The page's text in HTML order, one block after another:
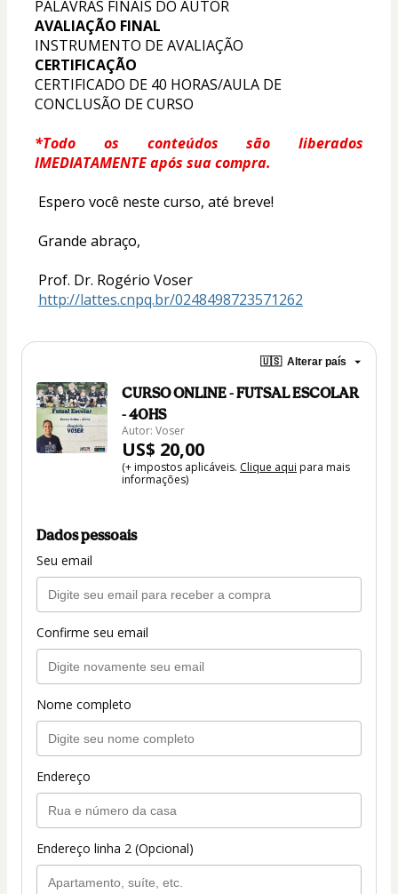
PALAVRAS FINAIS DO AUTOR
AVALIAÇÃO FINAL
INSTRUMENTO DE AVALIAÇÃO
CERTIFICAÇÃO
CERTIFICADO DE 40 HORAS/AULA DE
CONCLUSÃO DE CURSO
*Todo os conteúdos são liberados
IMEDIATAMENTE após sua compra.
Espero você neste curso, até breve!
Grande abraço,
Prof. Dr. Rogério Voser
http://lattes.cnpq.br/0248498723571262
🇺🇸 Alterar país
CURSO ONLINE - FUTSAL ESCOLAR
- 40HS
Autor: Voser
US$ 20,00
(+ impostos aplicáveis. Clique aqui para mais
informações)
Dados pessoais
Seu email
Confirme seu email
Nome completo
Endereço
Endereço linha 2 (Opcional)